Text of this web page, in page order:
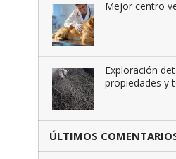
Mejor centro
Exploración
propiedades y
ÚLTIMOS